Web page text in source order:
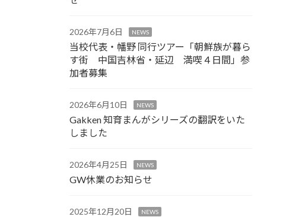
2026年7月6日 NEWS
当校代表・幡野 同行ツアー「朝鮮族が暮ら
す街 中国吉林省・延辺 満喫４日間」参
加者募集
2026年6月10日 NEWS
Gakken 知育まんがシリーズの翻訳をいた
しました
2026年4月25日 NEWS
GW休業のお知らせ
2025年12月20日 NEWS